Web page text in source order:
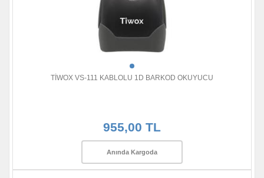
TİWOX VS-111 KABLOLU 1D BARKOD OKUYUCU
955,00 TL
Anında Kargoda